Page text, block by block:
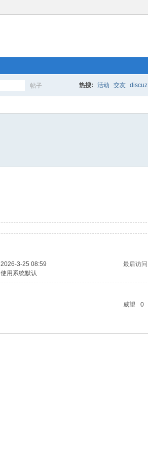
帖子 热搜: 活动 交友 discuz
2026-3-25 08:59 最后访问
使用系统默认
威望 0